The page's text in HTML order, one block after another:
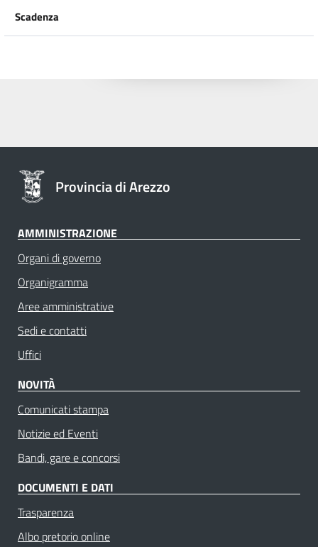
Scadenza
Provincia di Arezzo
AMMINISTRAZIONE
Organi di governo
Organigramma
Aree amministrative
Sedi e contatti
Uffici
NOVITÀ
Comunicati stampa
Notizie ed Eventi
Bandi, gare e concorsi
DOCUMENTI E DATI
Trasparenza
Albo pretorio online